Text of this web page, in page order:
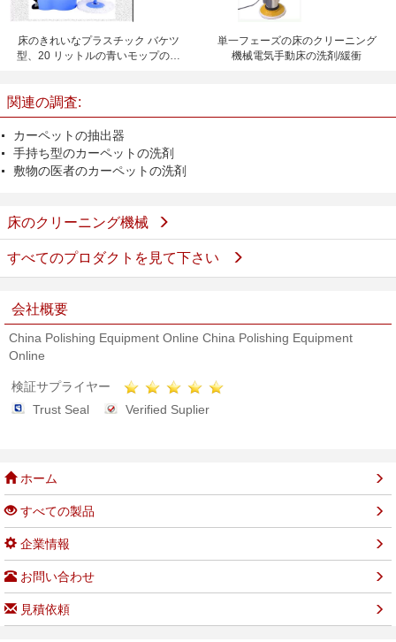
床のきれいなプラスチック バケツ
型、20 リットルの青いモップのバ
単一フェーズの床のクリーニング
機械電気手動床の洗剤/緩衝
関連の調査:
カーペットの抽出器
手持ち型のカーペットの洗剤
敷物の医者のカーペットの洗剤
床のクリーニング機械
すべてのプロダクトを見て下さい
会社概要
China Polishing Equipment Online China Polishing Equipment
Online
検証サプライヤー
Trust Seal
Verified Suplier
ホーム
すべての製品
企業情報
お問い合わせ
見積依頼